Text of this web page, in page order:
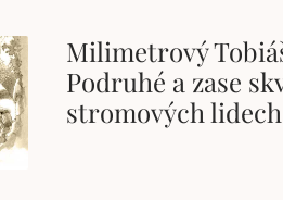
Milimetrový
Podruhé a zase
stromových lidech